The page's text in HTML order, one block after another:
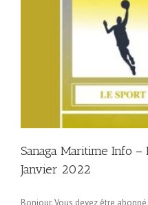
Sanaga Maritime Info
Janvier 2022